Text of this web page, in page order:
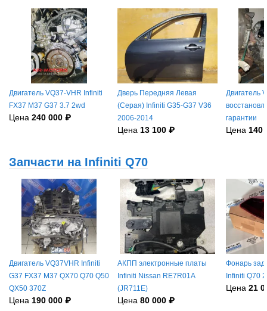
Двигатель VQ37-VHR Infiniti
FX37 M37 G37 3.7 2wd
Цена 240 000 ₽
Дверь Передняя Левая
(Серая) Infiniti G35-G37 V36
2006-2014
Цена 13 100 ₽
Двигатель
гарантии
Цена 140
Запчасти на Infiniti Q70
Двигатель VQ37VHR Infiniti
G37 FX37 M37 QX70 Q70 Q50
QX50 370Z
Цена 190 000 ₽
АКПП электронные платы
Infiniti Nissan RE7R01A
(JR711E)
Цена 80 000 ₽
Фонарь
Infiniti Q70
Цена 21